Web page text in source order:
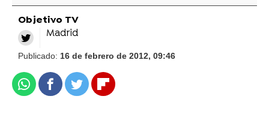
Objetivo TV
Madrid
Publicado: 16 de febrero de 2012, 09:46
WhatsappFacebook
TwitterFlipboard